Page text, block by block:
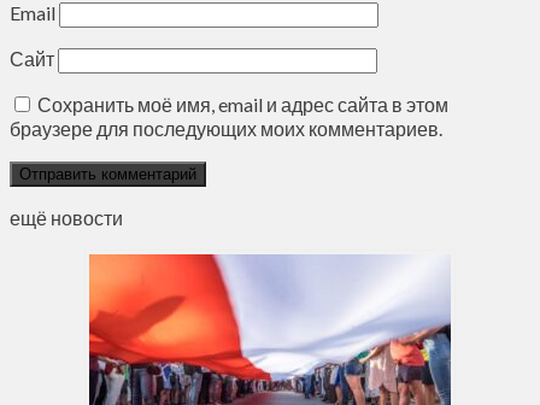
Email
Сайт
Сохранить моё имя, email и адрес сайта в этом
браузере для последующих моих комментариев.
ещё новости